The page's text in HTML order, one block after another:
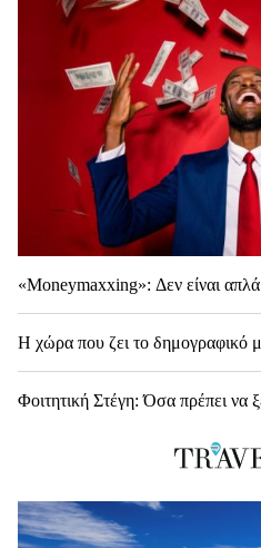
«Moneymaxxing»: Δεν είναι
Η χώρα που ζει το δημογραφικό
Φοιτητική Στέγη: Όσα πρέπει να